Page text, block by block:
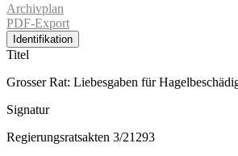
Archivplan
PDF-Export
Identifikation
Titel
Grosser Rat: Liebesgaben für
Signatur
Regierungsratsakten 3/21293